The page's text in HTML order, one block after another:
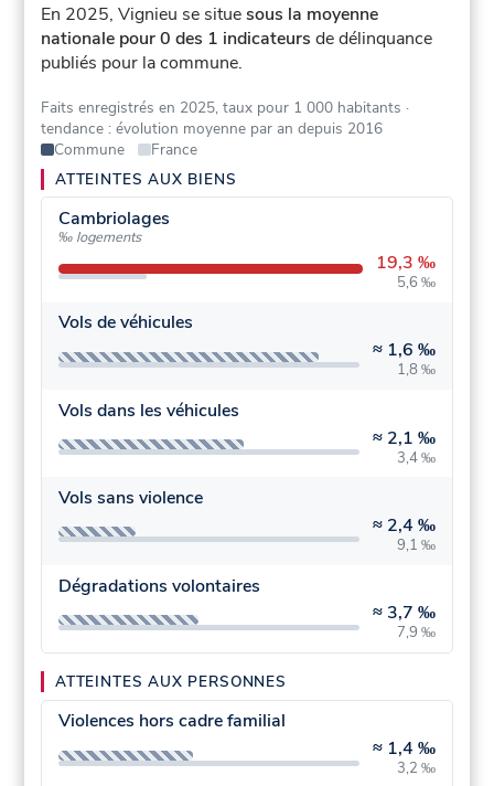
En 2025, Vignieu se situesous la moyenne
nationale pour 0 des 1 indicateurs de délinquance
publiés pour la commune.
Faits enregistrés en 2025, taux pour 1 000 habitants ·
tendance : évolution moyenne par an depuis 2016
Commune
France
ATTEINTES AUX BIENS
Cambriolages
‰ logements
19,3 ‰
5,6 ‰
Vols de véhicules
≈ 1,6 ‰
1,8 ‰
Vols dans les véhicules
≈ 2,1 ‰
3,4 ‰
Vols sans violence
≈ 2,4 ‰
9,1 ‰
Dégradations volontaires
≈ 3,7 ‰
7,9 ‰
ATTEINTES AUX PERSONNES
Violences hors cadre familial
≈ 1,4 ‰
3,2 ‰